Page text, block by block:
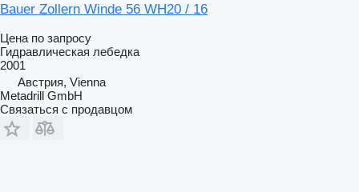
Bauer Zollern Winde 56 WH20 / 16
Цена по запросу
Гидравлическая лебедка
2001
Австрия, Vienna
Metadrill GmbH
Связаться с продавцом